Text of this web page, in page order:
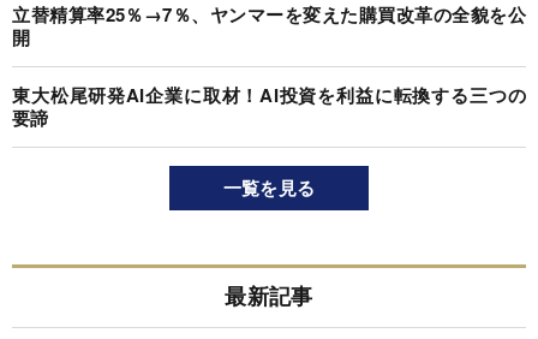
立替精算率25％→7％、ヤンマーを変えた購買改革の全貌を公
開
東大松尾研発AI企業に取材！AI投資を利益に転換する三つの
要諦
一覧を見る
最新記事